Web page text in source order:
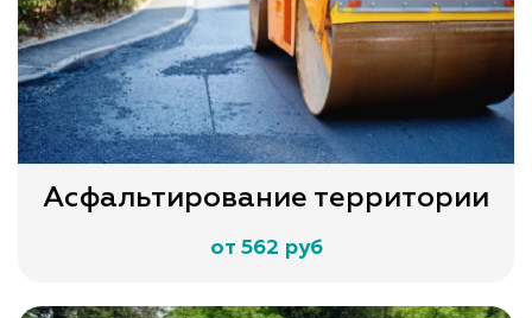
Асфальтирование территории
от 562 руб